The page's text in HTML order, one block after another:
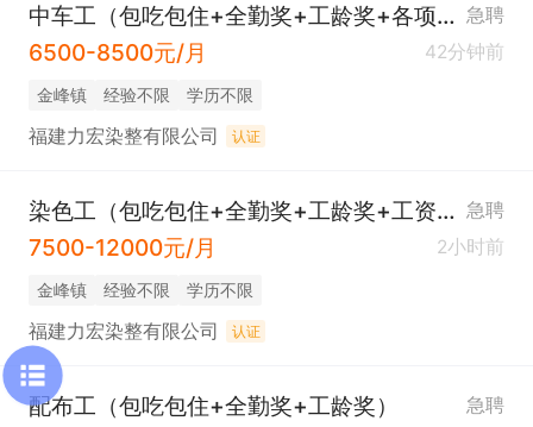
中车工（包吃包住+全勤奖+工龄奖+各项补贴） 急聘
6500-8500元/月 42分钟前
​金峰镇 经验不限 学历不限
福建力宏染整有限公司 认证
染色工（包吃包住+全勤奖+工龄奖+工资准时+有月休） 急聘
7500-12000元/月 2小时前
​金峰镇 经验不限 学历不限
福建力宏染整有限公司 认证
配布工（包吃包住+全勤奖+工龄奖） 急聘